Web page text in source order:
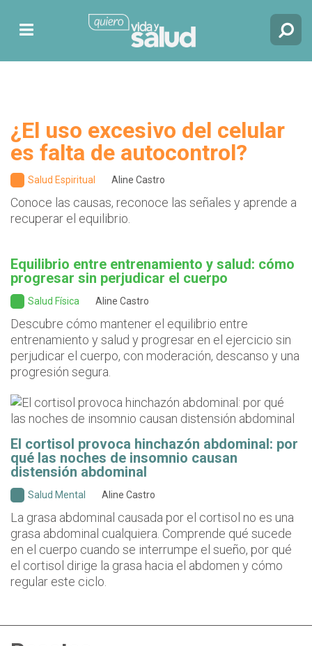
¿El uso excesivo del celular
es falta de autocontrol?
Salud Espiritual Aline Castro
Conoce las causas, reconoce las señales y aprende a
recuperar el equilibrio.
Equilibrio entre entrenamiento y salud: cómo
progresar sin perjudicar el cuerpo
Salud Física Aline Castro
Descubre cómo mantener el equilibrio entre
entrenamiento y salud y progresar en el ejercicio sin
perjudicar el cuerpo, con moderación, descanso y una
progresión segura.
El cortisol provoca hinchazón abdominal: por
qué las noches de insomnio causan
distensión abdominal
Salud Mental Aline Castro
La grasa abdominal causada por el cortisol no es una
grasa abdominal cualquiera. Comprende qué sucede
en el cuerpo cuando se interrumpe el sueño, por qué
el cortisol dirige la grasa hacia el abdomen y cómo
regular este ciclo.